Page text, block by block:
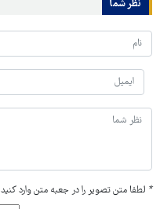
نظر شما
* لطفا متن تصویر را در جعبه متن وارد کنید